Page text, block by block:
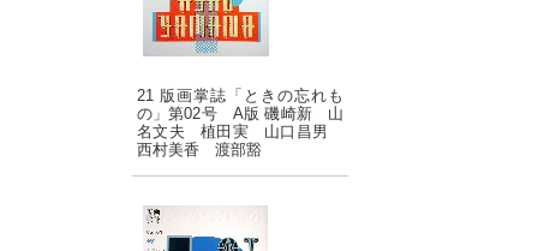
21 版画掌誌「ときの忘れも
の」第02号 A版 磯崎新 山
名文夫 植田実 山口昌男
西村美香 渡部豁